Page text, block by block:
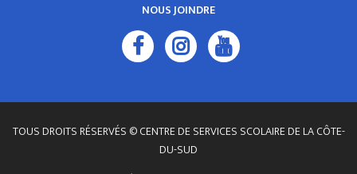
NOUS JOINDRE
TOUS DROITS RÉSERVÉS © CENTRE DE SERVICES SCOLAIRE DE LA CÔTE-
DU-SUD